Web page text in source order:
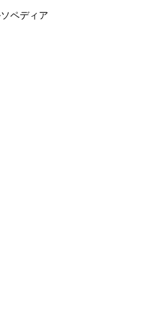
ペディア